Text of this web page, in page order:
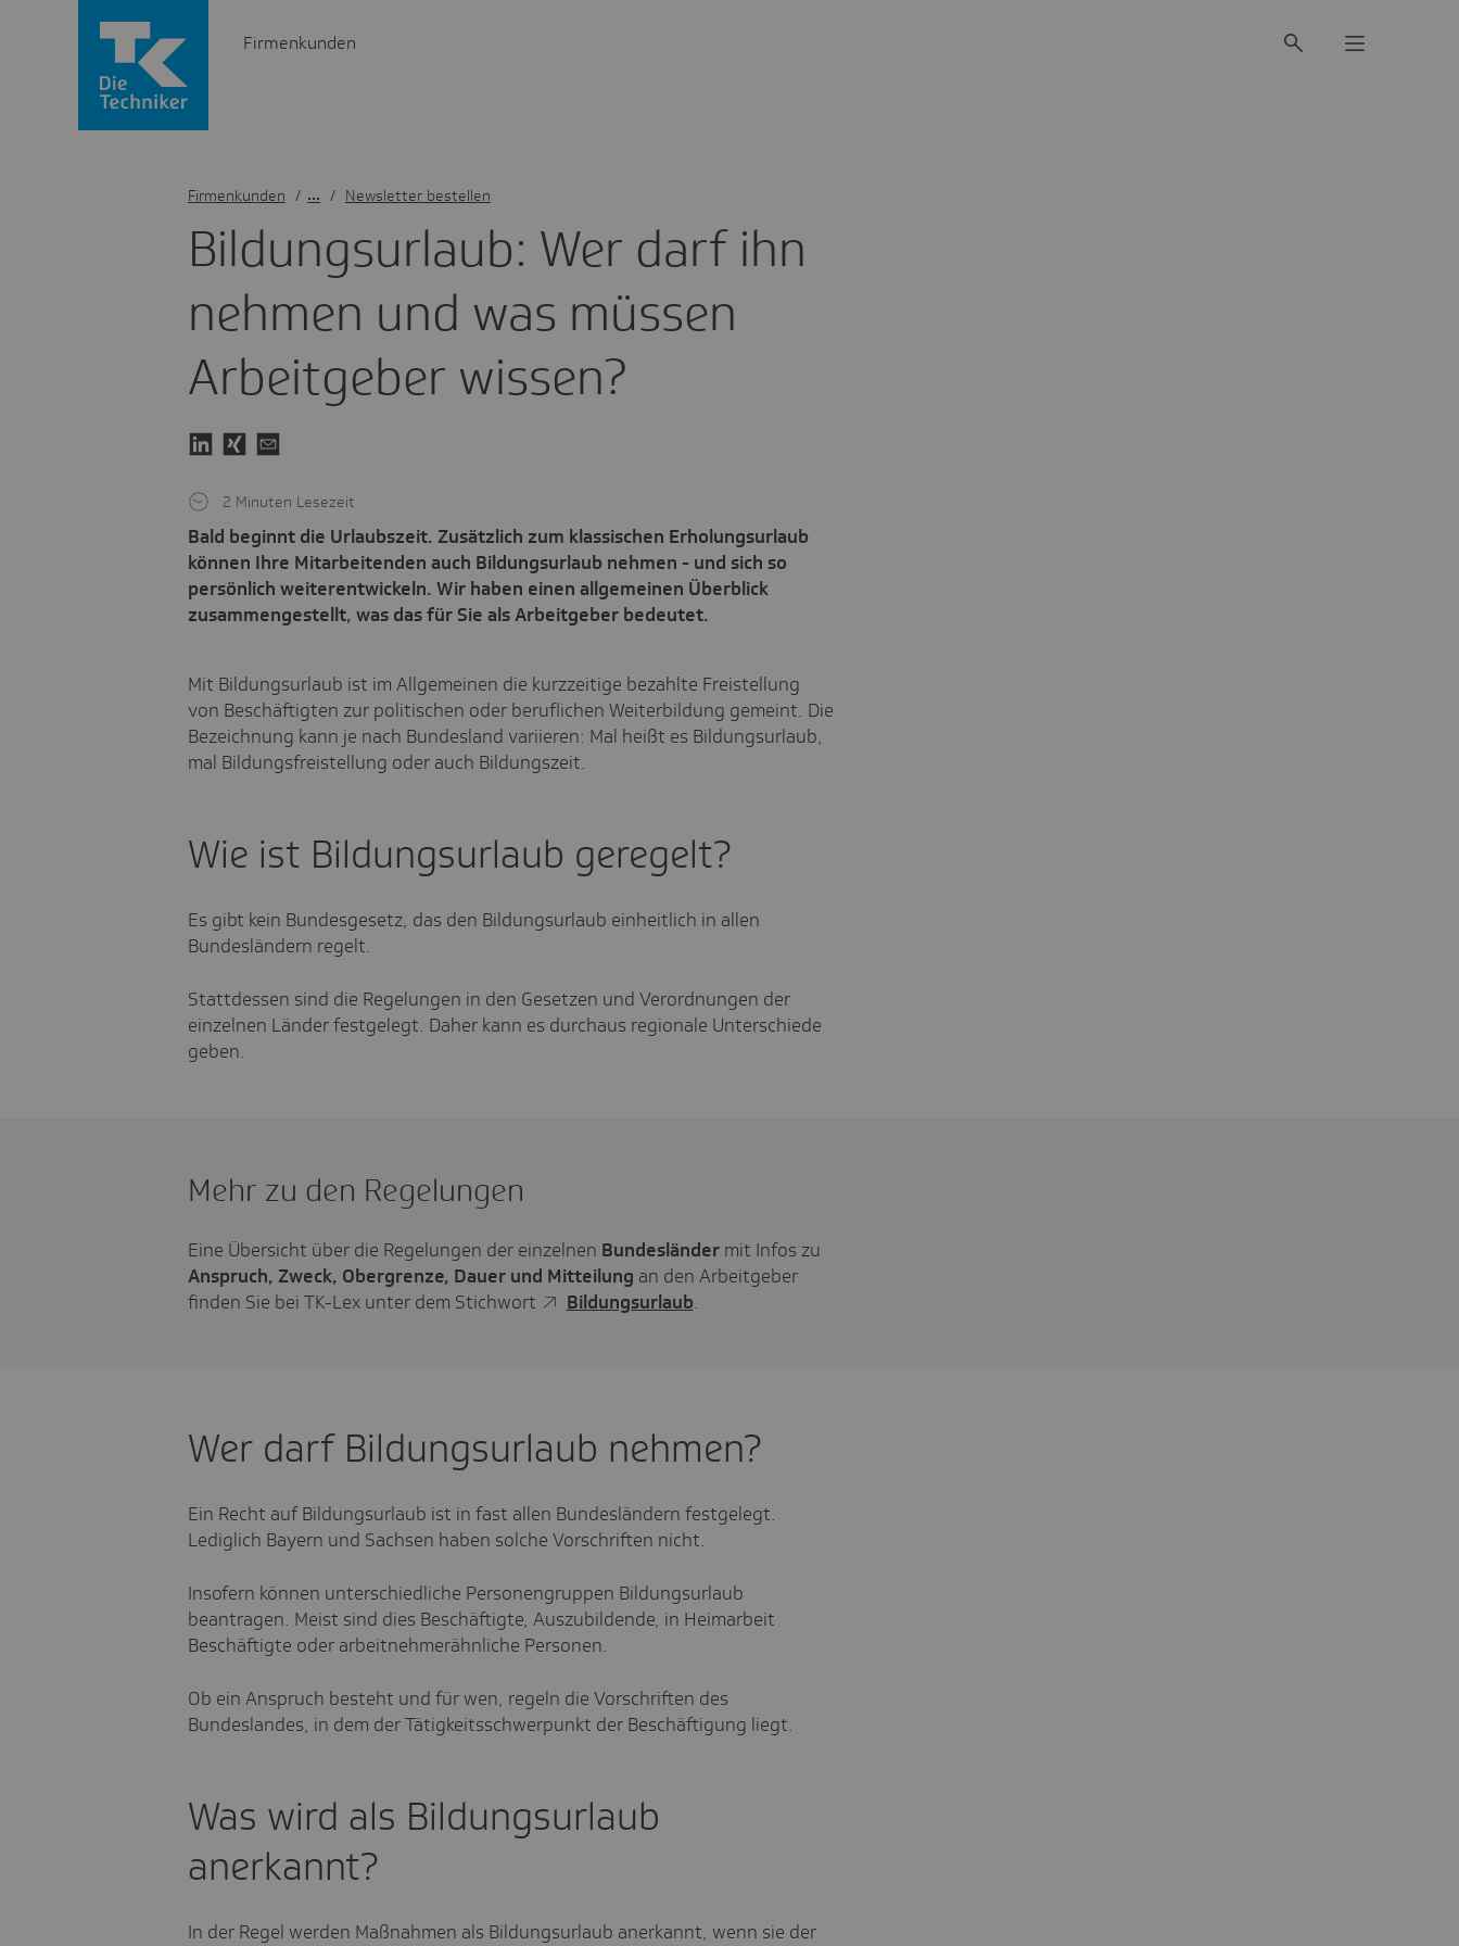
Firmenkunden
Bildungs­ur­laub: Wer darf ihn
nehmen und was müssen
Arbeit­geber wissen?
Bald beginnt die Urlaubszeit. Zusätzlich zum klassischen Erholungsurlaub
können Ihre Mitarbeitenden auch Bildungsurlaub nehmen - und sich so
persönlich weiterentwickeln. Wir haben einen allgemeinen Überblick
zusammengestellt, was das für Sie als Arbeitgeber bedeutet.
2 Minuten Lesezeit
Firmenkunden / Newsletter bestellen
Mit Bildungsurlaub ist im Allgemeinen die kurzzeitige bezahlte Freistellung
von Beschäftigten zur politischen oder beruflichen Weiterbildung gemeint. Die
Bezeichnung kann je nach Bundesland variieren: Mal heißt es Bildungsurlaub,
mal Bildungsfreistellung oder auch Bildungszeit.
Wie ist Bildungsurlaub geregelt?
Es gibt kein Bundesgesetz, das den Bildungsurlaub einheitlich in allen
Bundesländern regelt.
Stattdessen sind die Regelungen in den Gesetzen und Verordnungen der
einzelnen Länder festgelegt. Daher kann es durchaus regionale Unterschiede
geben.
Mehr zu den Regelungen
Eine Übersicht über die Regelungen der einzelnen Bundesländer mit Infos zu
Anspruch, Zweck, Obergrenze, Dauer und Mitteilung an den Arbeitgeber
finden Sie bei TK-Lex unter dem Stichwort
Bildungsurlaub.
Wer darf Bildungsurlaub nehmen?
Ein Recht auf Bildungsurlaub ist in fast allen Bundesländern festgelegt.
Lediglich Bayern und Sachsen haben solche Vorschriften nicht.
Insofern können unterschiedliche Personengruppen Bildungsurlaub
beantragen. Meist sind dies Beschäftigte, Auszubildende, in Heimarbeit
Beschäftigte oder arbeitnehmerähnliche Personen.
Ob ein Anspruch besteht und für wen, regeln die Vorschriften des
Bundeslandes, in dem der Tätigkeitsschwerpunkt der Beschäftigung liegt.
Was wird als Bildungsurlaub
anerkannt?
In der Regel werden Maßnahmen als Bildungsurlaub anerkannt, wenn sie der